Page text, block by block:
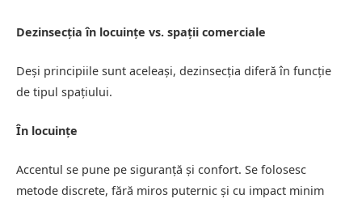
Dezinsecția în locuințe vs. spații comerciale
Deși principiile sunt aceleași, dezinsecția diferă în funcție
de tipul spațiului.
În locuințe
Accentul se pune pe siguranță și confort. Se folosesc
metode discrete, fără miros puternic și cu impact minim